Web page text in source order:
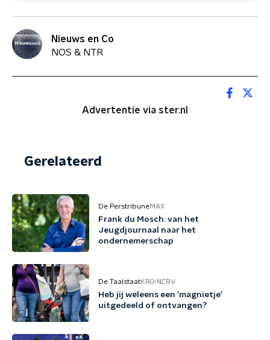
Nieuws en Co
NOS & NTR
Advertentie via ster.nl
Gerelateerd
De PerstribuneMAX
Frank du Mosch: van het
Jeugdjournaal naar het
ondernemerschap
De TaalstaatKRO-NCRV
Heb jij weleens een 'magnietje'
uitgedeeld of ontvangen?